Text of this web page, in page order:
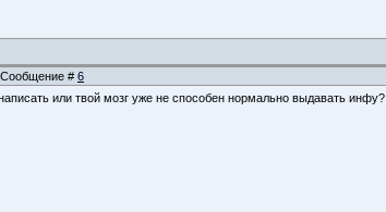
Сообщение # 6
или твой мозг уже не способен нормально выдавать инфу?